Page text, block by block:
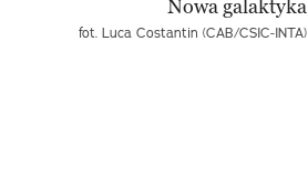
fot. Luca Costantin (CAB/CSIC-INTA)